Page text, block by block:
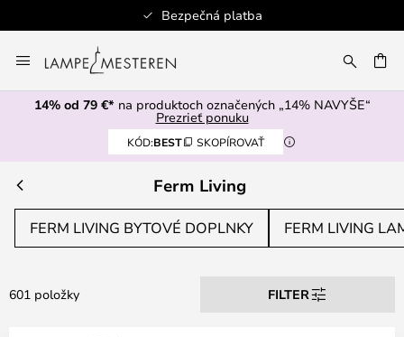
Bezpečná platba
to
Content
14% od 79 €* na produktoch označených „14% NAVYŠE“
Prezrieť ponuku
KÓD:BEST SKOPÍROVAŤ
Ferm Living
FERM LIVING BYTOVÉ DOPLNKY FERM LIVING
601 položky FILTER